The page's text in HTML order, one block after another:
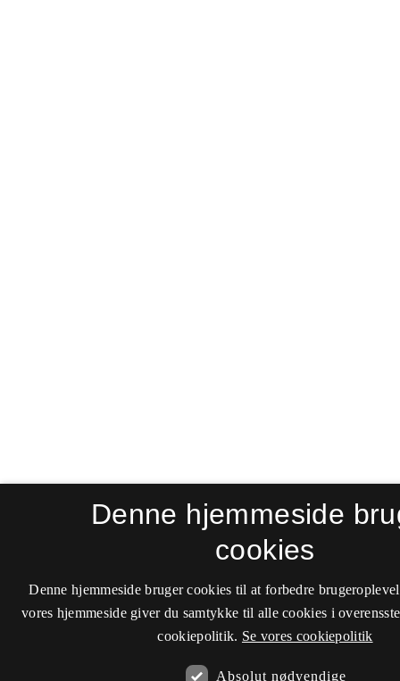
Denne hjemmeside
cookies
Denne hjemmeside bruger cookies til at forbedre
vores hjemmeside giver du samtykke til alle cookies i
cookiepolitik. Se vores cookiepolitik
Absolut nødvendige